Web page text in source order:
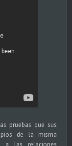
pruebas que sus
de la misma
a las relaciones